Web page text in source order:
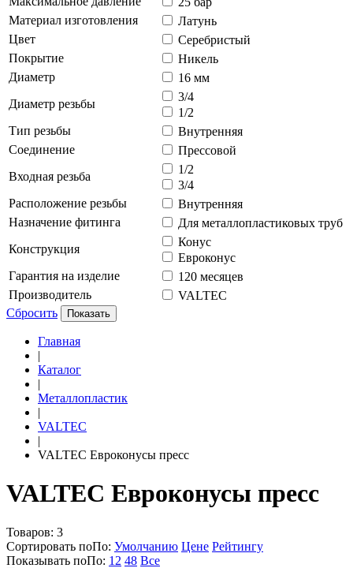
Материал изготовления
Латунь
Цвет
Серебристый
Покрытие
Никель
Диаметр
16 мм
Диаметр резьбы
3/4
1/2
Тип резьбы
Внутренняя
Соединение
Прессовой
Входная резьба
1/2
3/4
Расположение резьбы
Внутренняя
Назначение фитинга
Для металлопластиковых труб
Конструкция
Конус
Евроконус
Гарантия на изделие
120 месяцев
Производитель
VALTEC
Сбросить
Показать
Главная
|
Каталог
|
Металлопластик
|
VALTEC
|
VALTEC Евроконусы пресс
VALTEC Евроконусы пресс
Товаров: 3
Сортировать поПо: Умолчанию Цене Рейтингу
Показывать поПо: 12 48 Все